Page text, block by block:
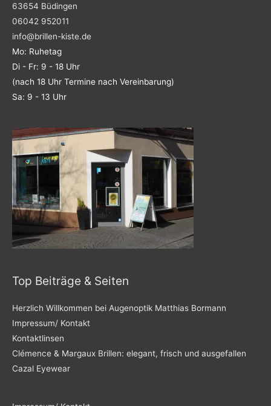
63654 Büdingen
06042 952011
info@brillen-kiste.de
Mo: Ruhetag
Di - Fr: 9 - 18 Uhr
(nach 18 Uhr Termine nach Vereinbarung)
Sa: 9 - 13 Uhr
Top Beiträge & Seiten
Herzlich Willkommen bei Augenoptik Matthias Bormann
Impressum/ Kontakt
Kontaktlinsen
Clémence & Margaux Brillen: elegant, frisch und ausgefallen
Cazal Eyewear